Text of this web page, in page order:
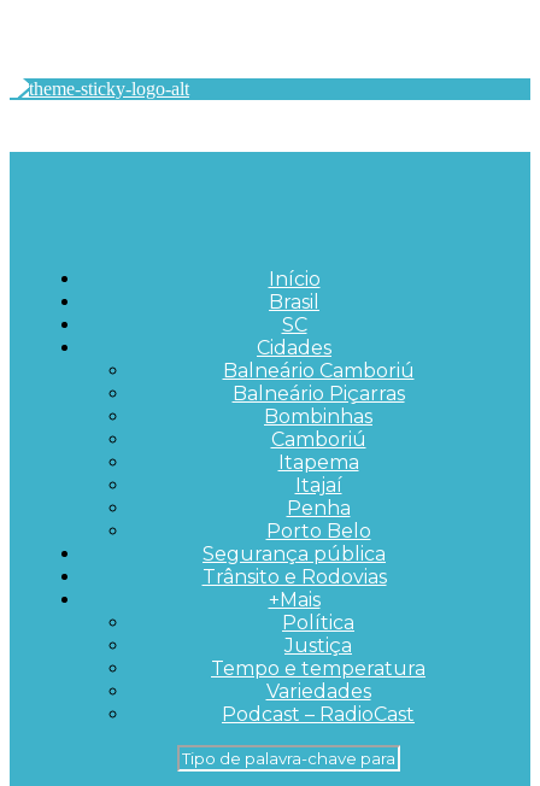
Início
Brasil
SC
Cidades
Balneário Camboriú
Balneário Piçarras
Bombinhas
Camboriú
Itapema
Itajaí
Penha
Porto Belo
Segurança pública
Trânsito e Rodovias
+Mais
Política
Justiça
Tempo e temperatura
Variedades
Podcast – RadioCast